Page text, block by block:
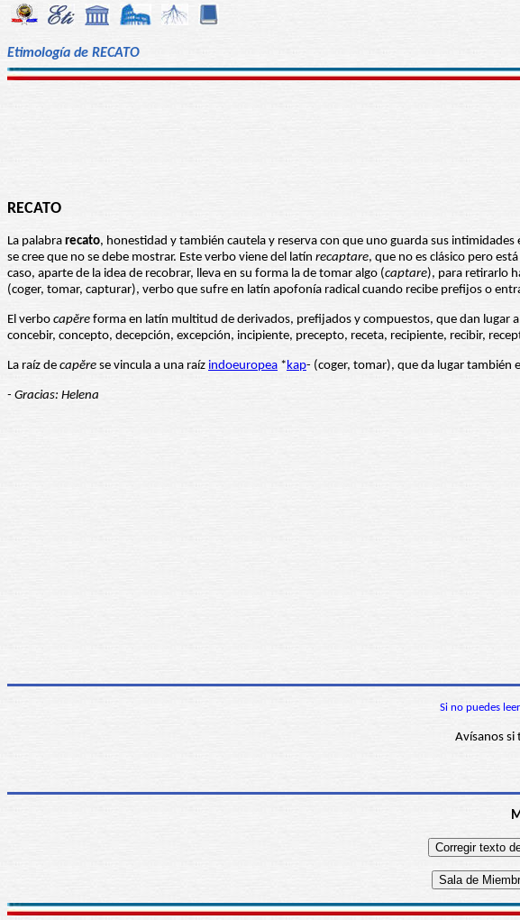
Etimología de RECATO
RECATO
La palabra recato, honestidad y también cautela y reserva con que uno guarda sus
se cree que no se debe mostrar. Este verbo viene del latín recaptare, que no es clásico pero
caso, aparte de la idea de recobrar, lleva en su forma la de tomar algo (captare), para retirarlo
(coger, tomar, capturar), verbo que sufre en latín apofonía radical cuando recibe prefijos o
El verbo capĕre forma en latín multitud de derivados, prefijados y compuestos, que dan lugar
concebir, concepto, decepción, excepción, incipiente, precepto, receta, recipiente, recibir,
La raíz de capĕre se vincula a una raíz indoeuropea *kap- (coger, tomar), que da lugar también
- Gracias: Helena
Si no puedes
Avísanos si